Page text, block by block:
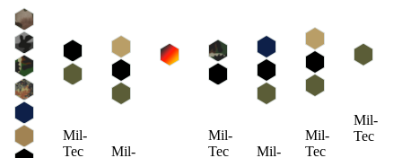
Mil-
Tec
Mil-
Mil-
Tec
Mil-
Mil-
Tec
Mil-
Tec